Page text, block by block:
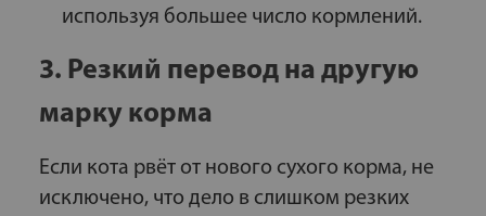
используя большее число кормлений.
3. Резкий перевод на другую
марку корма
Если кота рвёт от нового сухого корма, не
исключено, что дело в слишком резких